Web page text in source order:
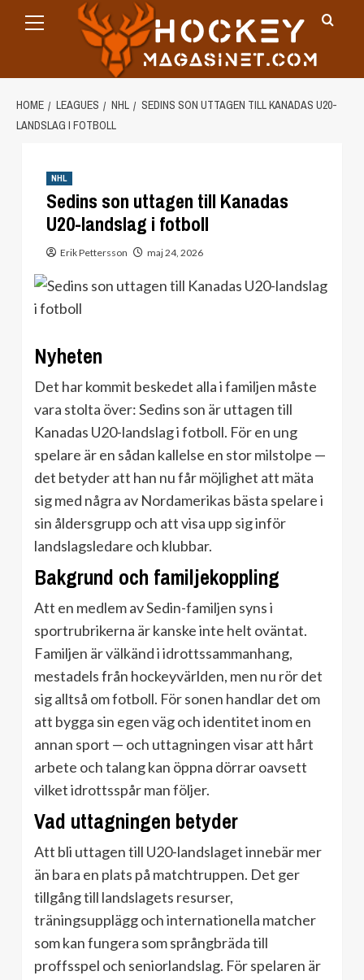
Menu
HOME LEAGUES NHL
SEDINS SON UTTAGEN TILL KANADAS U20-
LANDSLAG I FOTBOLL
NHL
Sedins son uttagen till Kanadas
U20-landslag i fotboll
Erik Pettersson maj 24, 2026
Nyheten
Det har kommit beskedet alla i familjen måste
vara stolta över: Sedins son är uttagen till
Kanadas U20-landslag i fotboll. För en ung
spelare är en sådan kallelse en stor milstolpe —
det betyder att han nu får möjlighet att mäta
sig med några av Nordamerikas bästa spelare i
sin åldersgrupp och att visa upp sig inför
landslagsledare och klubbar.
Bakgrund och familjekoppling
Att en medlem av Sedin-familjen syns i
sportrubrikerna är kanske inte helt oväntat.
Familjen är välkänd i idrottssammanhang,
mestadels från hockeyvärlden, men nu rör det
sig alltså om fotboll. För sonen handlar det om
att bygga sin egen väg och identitet inom en
annan sport — och uttagningen visar att hårt
arbete och talang kan öppna dörrar oavsett
vilket idrottsspår man följer.
Vad uttagningen betyder
Att bli uttagen till U20-landslaget innebär mer
än bara en plats på matchtruppen. Det ger
tillgång till landslagets resurser,
träningsupplägg och internationella matcher
som kan fungera som språngbräda till
proffsspel och seniorlandslag. För spelaren är